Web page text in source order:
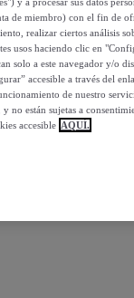
de miembro) con el fin de
realizar ciertos análisis
usos haciendo clic en
solo a este navegador y/o
accesible a través del
de nuestro
y no están sujetas a
accesible AQUÍ.